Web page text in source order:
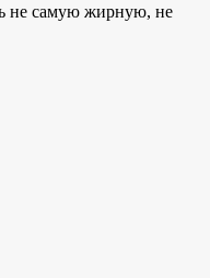
не самую жирную, не